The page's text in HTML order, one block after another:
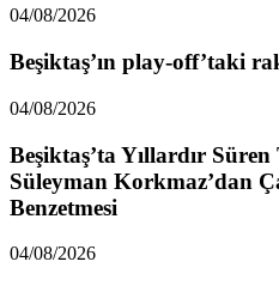
04/08/2026
Beşiktaş’ın play-off’taki
04/08/2026
Beşiktaş’ta Yıllardır
Süleyman Korkmaz’dan
Benzetmesi
04/08/2026